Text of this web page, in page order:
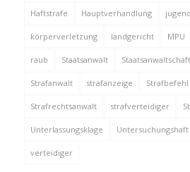
Haftstrafe Hauptverhandlung
körperverletzung landgericht MPU
raub Staatsanwalt Staatsanwaltschaft
Strafanwalt strafanzeige Strafbefehl
Strafrechtsanwalt strafverteidiger
Unterlassungsklage Untersuchungshaft
verteidiger